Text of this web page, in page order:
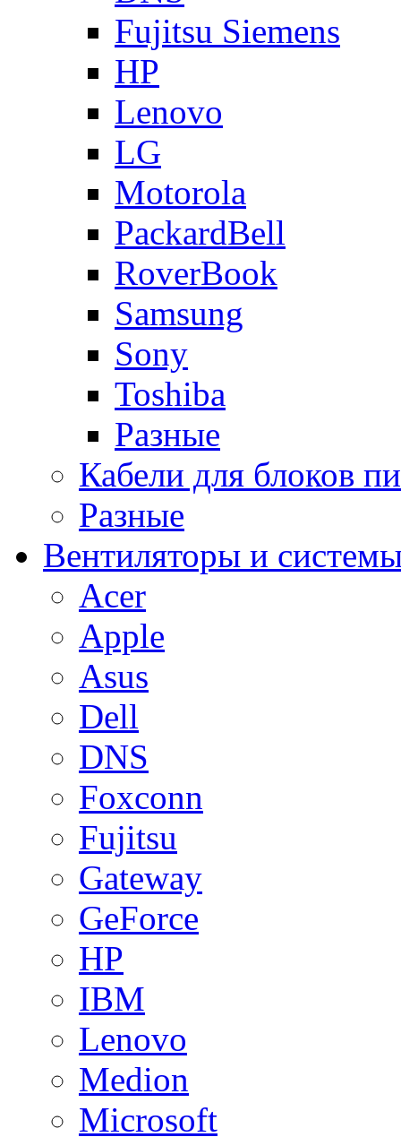
Fujitsu Siemens
HP
Lenovo
LG
Motorola
PackardBell
RoverBook
Samsung
Sony
Toshiba
Разные
Кабели для блоков
Разные
Вентиляторы и
Acer
Apple
Asus
Dell
DNS
Foxconn
Fujitsu
Gateway
GeForce
HP
IBM
Lenovo
Medion
Microsoft